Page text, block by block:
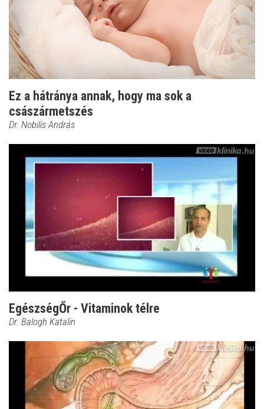
Ez a hátránya annak, hogy ma sok a
császármetszés
Dr. Nobilis András
EgészségŐr - Vitaminok télre
Dr. Balogh Katalin